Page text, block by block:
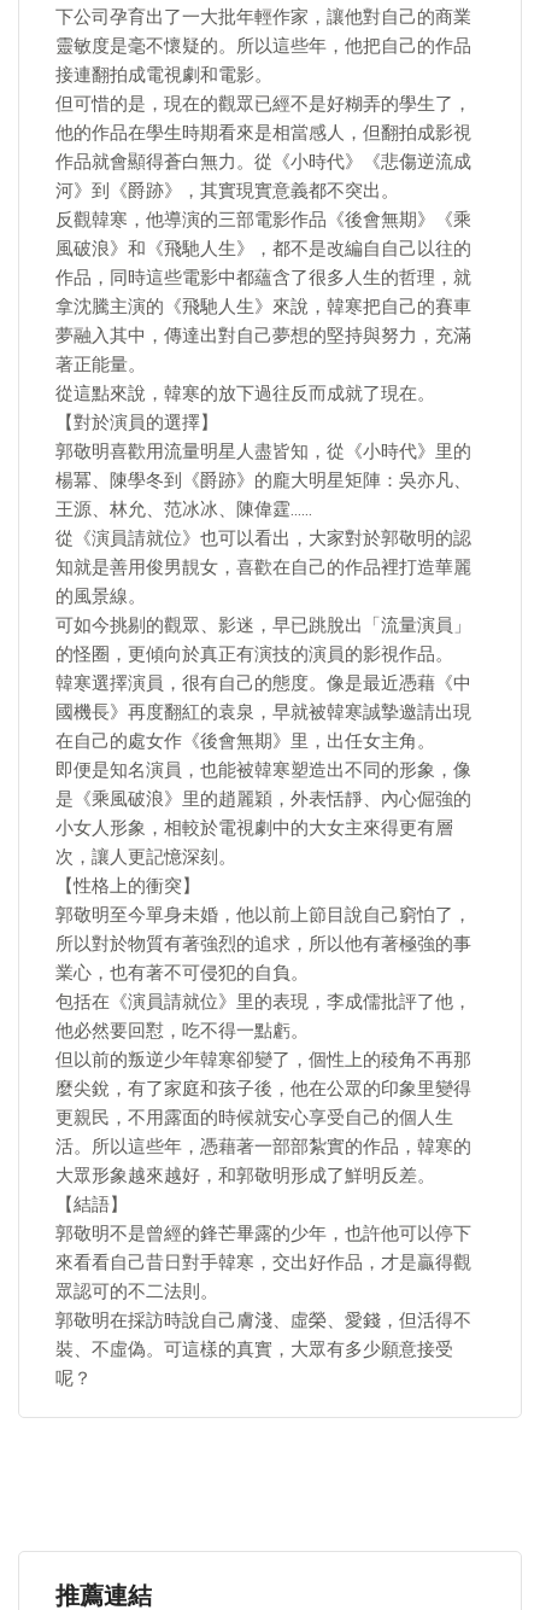
下公司孕育出了一大批年輕作家，讓他對自己的商業
靈敏度是毫不懷疑的。所以這些年，他把自己的作品
接連翻拍成電視劇和電影。
但可惜的是，現在的觀眾已經不是好糊弄的學生了，
他的作品在學生時期看來是相當感人，但翻拍成影視
作品就會顯得蒼白無力。從《小時代》《悲傷逆流成
河》到《爵跡》，其實現實意義都不突出。
反觀韓寒，他導演的三部電影作品《後會無期》《乘
風破浪》和《飛馳人生》，都不是改編自自己以往的
作品，同時這些電影中都蘊含了很多人生的哲理，就
拿沈騰主演的《飛馳人生》來說，韓寒把自己的賽車
夢融入其中，傳達出對自己夢想的堅持與努力，充滿
著正能量。
從這點來說，韓寒的放下過往反而成就了現在。
【對於演員的選擇】
郭敬明喜歡用流量明星人盡皆知，從《小時代》里的
楊冪、陳學冬到《爵跡》的龐大明星矩陣：吳亦凡、
王源、林允、范冰冰、陳偉霆……
從《演員請就位》也可以看出，大家對於郭敬明的認
知就是善用俊男靚女，喜歡在自己的作品裡打造華麗
的風景線。
可如今挑剔的觀眾、影迷，早已跳脫出「流量演員」
的怪圈，更傾向於真正有演技的演員的影視作品。
韓寒選擇演員，很有自己的態度。像是最近憑藉《中
國機長》再度翻紅的袁泉，早就被韓寒誠摯邀請出現
在自己的處女作《後會無期》里，出任女主角。
即便是知名演員，也能被韓寒塑造出不同的形象，像
是《乘風破浪》里的趙麗穎，外表恬靜、內心倔強的
小女人形象，相較於電視劇中的大女主來得更有層
次，讓人更記憶深刻。
【性格上的衝突】
郭敬明至今單身未婚，他以前上節目說自己窮怕了，
所以對於物質有著強烈的追求，所以他有著極強的事
業心，也有著不可侵犯的自負。
包括在《演員請就位》里的表現，李成儒批評了他，
他必然要回懟，吃不得一點虧。
但以前的叛逆少年韓寒卻變了，個性上的稜角不再那
麼尖銳，有了家庭和孩子後，他在公眾的印象里變得
更親民，不用露面的時候就安心享受自己的個人生
活。所以這些年，憑藉著一部部紮實的作品，韓寒的
大眾形象越來越好，和郭敬明形成了鮮明反差。
【結語】
郭敬明不是曾經的鋒芒畢露的少年，也許他可以停下
來看看自己昔日對手韓寒，交出好作品，才是贏得觀
眾認可的不二法則。
郭敬明在採訪時說自己膚淺、虛榮、愛錢，但活得不
裝、不虛偽。可這樣的真實，大眾有多少願意接受
呢？
推薦連結